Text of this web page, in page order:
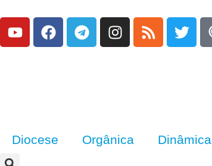
Diocese Orgânica Dinâmica